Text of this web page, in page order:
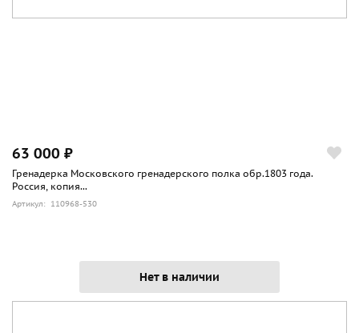
63 000 ₽
Гренадерка Московского гренадерского полка обр.1803 года.
Россия, копия...
Артикул: 110968-530
Нет в наличии